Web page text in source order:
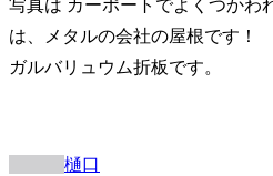
写真は カーポートでよくつかわ
は、メタルの会社の屋根です！
ガルバリュウム折板です。
樋口